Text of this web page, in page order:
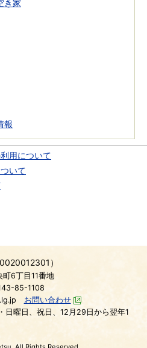
き家
報
用について
いて
）
6丁目11番地
85-1108
お問い合わせ
日曜日、祝日、12月29日から翌年1